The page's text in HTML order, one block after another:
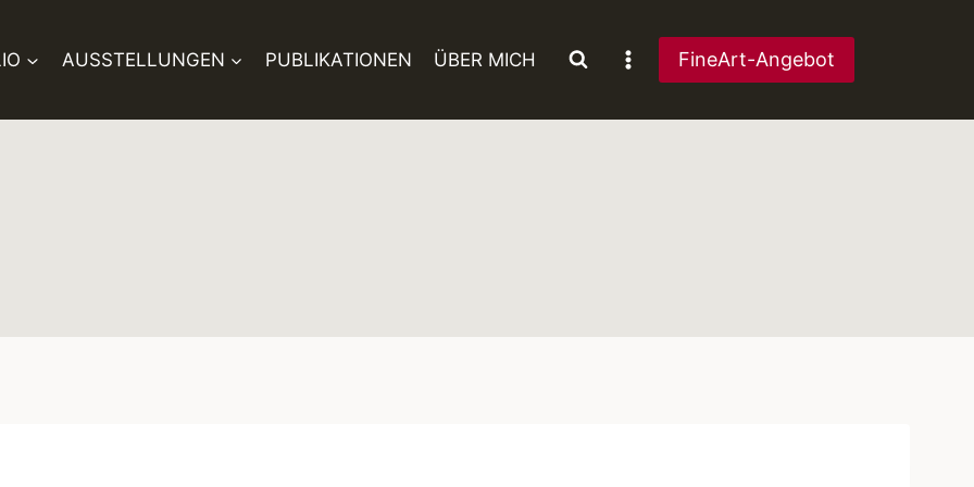
AUSSTELLUNGEN PUBLIKATIONEN ÜBER MICH FineArt-Angebot